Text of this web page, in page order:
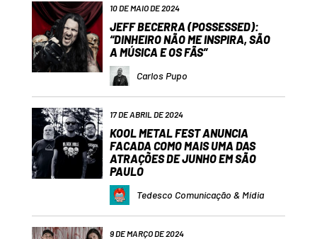
10 DE MAIO DE 2024
JEFF BECERRA (POSSESSED):
“DINHEIRO NÃO ME INSPIRA, SÃO
A MÚSICA E OS FÃS”
Carlos Pupo
17 DE ABRIL DE 2024
KOOL METAL FEST ANUNCIA
FACADA COMO MAIS UMA DAS
ATRAÇÕES DE JUNHO EM SÃO
PAULO
Tedesco Comunicação & Mídia
9 DE MARÇO DE 2024